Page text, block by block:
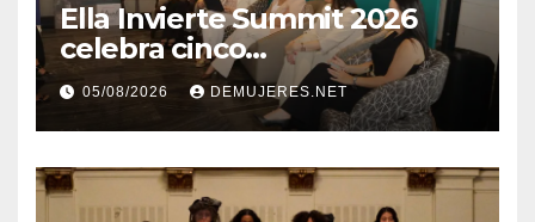
Ella Invierte Summit 2026
celebra cinco
añosimpulsando a las
mujeres a construir su
independencia financiera
05/08/2026 DEMUJERES.NET